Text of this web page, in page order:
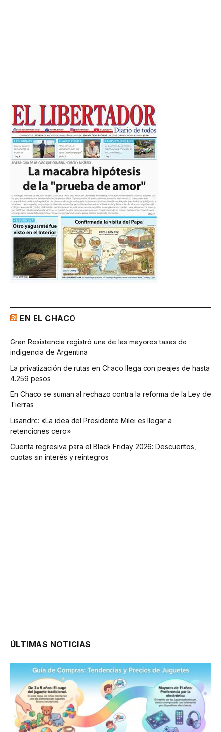
EN EL CHACO
Gran Resistencia registró una de las mayores tasas de
indigencia de Argentina
La privatización de rutas en Chaco llega con peajes de hasta
4.259 pesos
En Chaco se suman al rechazo contra la reforma de la Ley de
Tierras
Lisandro: «La idea del Presidente Milei es llegar a
retenciones cero»
Cuenta regresiva para el Black Friday 2026: Descuentos,
cuotas sin interés y reintegros
ÚLTIMAS NOTICIAS